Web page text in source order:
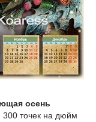
осень
300 точек на дюйм